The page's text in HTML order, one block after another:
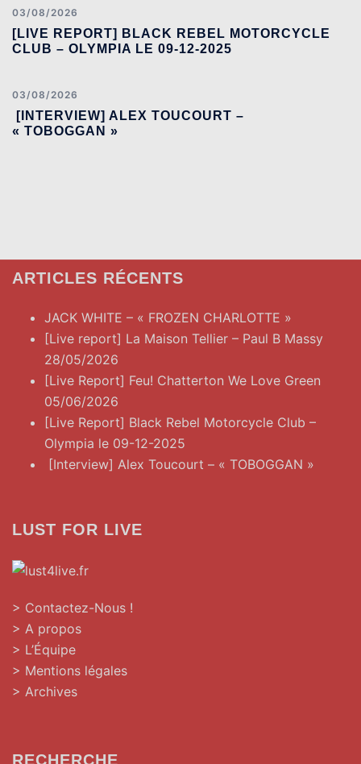
03/08/2026
[LIVE REPORT] BLACK REBEL MOTORCYCLE
CLUB – OLYMPIA LE 09-12-2025
03/08/2026
[INTERVIEW] ALEX TOUCOURT –
« TOBOGGAN »
ARTICLES RÉCENTS
JACK WHITE – « FROZEN CHARLOTTE »
[Live report] La Maison Tellier – Paul B Massy
28/05/2026
[Live Report] Feu! Chatterton We Love Green
05/06/2026
[Live Report] Black Rebel Motorcycle Club –
Olympia le 09-12-2025
[Interview] Alex Toucourt – « TOBOGGAN »
LUST FOR LIVE
> Contactez-Nous !
> A propos
> L’Équipe
> Mentions légales
> Archives
RECHERCHE